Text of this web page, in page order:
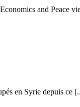
and Peace
en Syrie depuis ce